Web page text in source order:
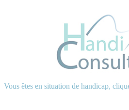
Vous êtes en situation de handicap,